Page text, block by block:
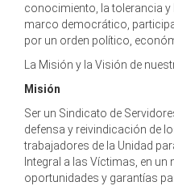
conocimiento, la tolerancia y
marco democrático,
por un orden político,
La Misión y la Visión de
Misión
Ser un Sindicato de
defensa y reivindicación de
trabajadores de la Unidad
Integral a las Víctimas, en
oportunidades y garantías